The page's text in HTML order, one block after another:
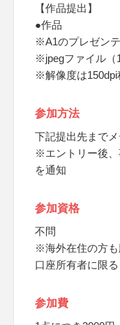
【作品提出】
●作品
※A1のプレゼン
※jpegファイル（
※解像度は150dpi
参加方法
下記提出先まで
※エントリー後、
を通知
参加資格
不問
※海外在住の方
口座所有者に限る
参加費